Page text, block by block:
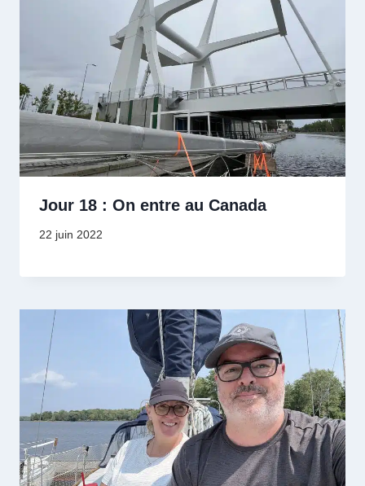
Jour 18 : On entre au Canada
22 juin 2022